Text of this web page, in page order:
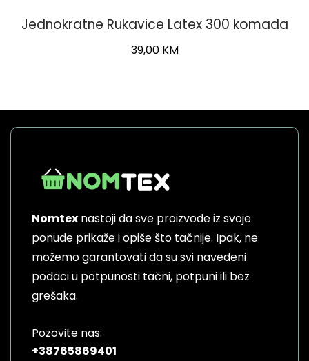
Jednokratne Rukavice Latex 300 komada
39,00 KM
options
may
chosen
on
the
product
page
Nomtex nastoji da sve proizvode iz svoje
ponude prikaže i opiše što tačnije. Ipak, ne
možemo garantovati da su svi navedeni
podaci u potpunosti tačni, potpuni ili bez
grešaka.
Pozovite nas:
+38765869401